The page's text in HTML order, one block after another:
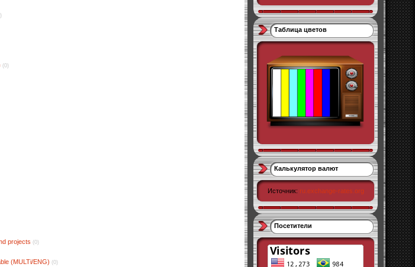
(0)
projects (0)
(MULTi/ENG) (0)
Таблица цветов
Калькулятор валют
Источник: ru.exchange-rates.org
Посетители